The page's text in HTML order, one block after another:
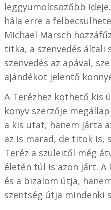
leggyümölcsözőbb
hála erre a
Michael Marsch
titka, a szenvedés általi
szenvedés az apával,
ajándékot jelentő
A Terézhez köthető kis
könyv szerzője
a kis utat, hanem járta
az is marad, de titok is,
Teréz a szüleitől még
életén túl is azon járt. A
és a bizalom útja,
szentség útja mindenki